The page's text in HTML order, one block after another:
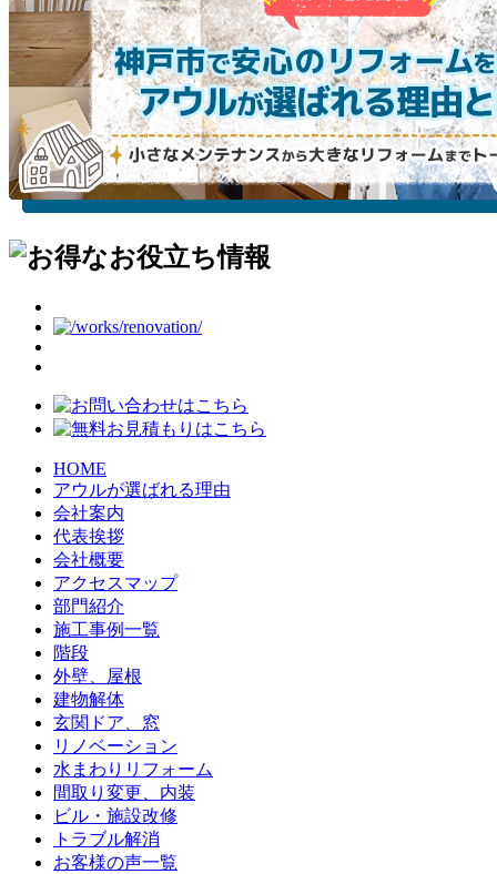
HOME
アウルが選ばれる理由
会社案内
代表挨拶
会社概要
アクセスマップ
部門紹介
施工事例一覧
階段
外壁、屋根
建物解体
玄関ドア、窓
リノベーション
水まわりリフォーム
間取り変更、内装
ビル・施設改修
トラブル解消
お客様の声一覧